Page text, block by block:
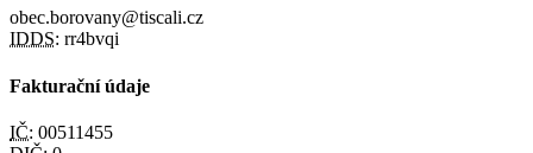
obec.borovany@tiscali.cz
IDDS: rr4bvqi
Fakturační údaje
IČ: 00511455